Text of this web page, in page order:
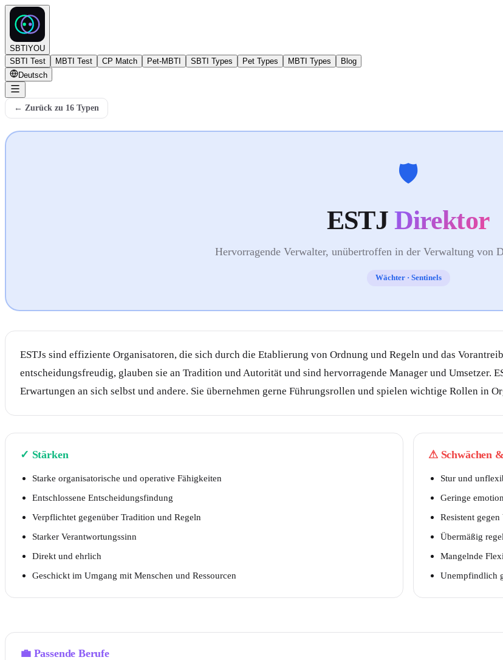
SBTIYOU
SBTI Test
MBTI Test CP Match Pet-MBTI SBTI Types Pet Types MBTI Types
Blog
Deutsch
← Zurück zu 16 Typen
🛡️
ESTJ Direktor
Hervorragende Verwalter, unübertroffen in der Verwaltung von
Wächter· Sentinels
ESTJs sind effiziente Organisatoren, die sich durch die Etablierung von Ordnung und Regeln und das
entscheidungsfreudig, glauben sie an Tradition und Autorität und sind hervorragende Manager und Umsetzer.
Erwartungen an sich selbst und andere. Sie übernehmen gerne Führungsrollen und spielen wichtige Rollen in
✓ Stärken
Starke organisatorische und operative Fähigkeiten
Entschlossene Entscheidungsfindung
Verpflichtet gegenüber Tradition und Regeln
Starker Verantwortungssinn
Direkt und ehrlich
Geschickt im Umgang mit Menschen und Ressourcen
⚠ Schwächen
Stur und
Geringe
Resistent gegen
Übermäßig
Mangelnde
Unempfindlich
💼 Passende Berufe